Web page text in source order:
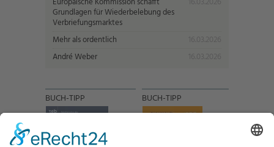
Grundlagen für Wiederbelebung des
Verbriefungsmarktes
Mehr als ordentlich
André Weber
BUCH-TIPP BUCH-TIPP